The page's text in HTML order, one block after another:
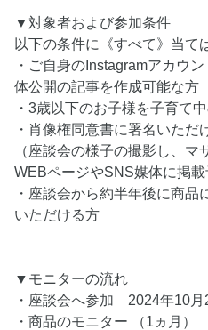
▼対象者および参加条件
以下の条件に《すべて》当て
・ご自身のInstagramアカウ
体公開の記事を作成可能な方
・3歳以下のお子様を子育て
・肖像権同意書に署名いただ
（座談会の様子の撮影し、
WEBページやSNS媒体に掲載
・座談会から約半年後に商品
いただける方
▼モニターの流れ
・座談会へ参加 2024年10月
・商品のモニター （1ヵ月）